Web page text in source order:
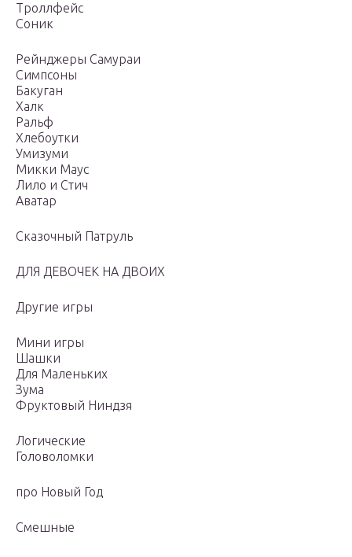
Троллфейс
Соник
Рейнджеры Самураи
Симпсоны
Бакуган
Халк
Ральф
Хлебоутки
Умизуми
Микки Маус
Лило и Стич
Аватар
Сказочный Патруль
ДЛЯ ДЕВОЧЕК НА ДВОИХ
Другие игры
Мини игры
Шашки
Для Маленьких
Зума
Фруктовый Ниндзя
Логические
Головоломки
про Новый Год
Смешные